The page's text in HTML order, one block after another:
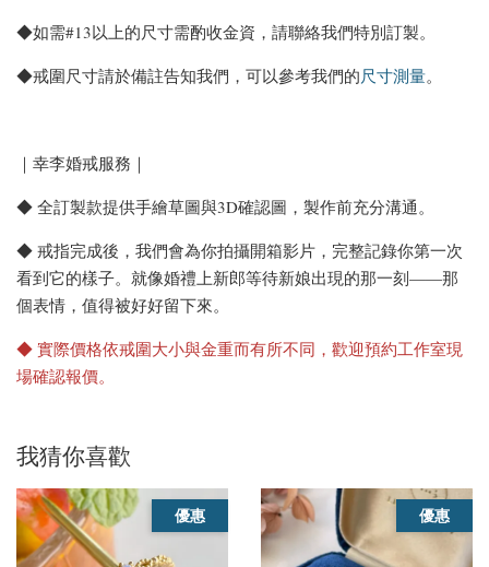
◆如需#13以上的尺寸需酌收金資，請聯絡我們特別訂製。
◆戒圍尺寸請於備註告知我們，可以參考我們的尺寸測量。
｜幸李婚戒服務｜
◆ 全訂製款提供手繪草圖與3D確認圖，製作前充分溝通。
◆ 戒指完成後，我們會為你拍攝開箱影片，完整記錄你第一次
看到它的樣子。就像婚禮上新郎等待新娘出現的那一刻——那
個表情，值得被好好留下來。
◆ 實際價格依戒圍大小與金重而有所不同，歡迎預約工作室現
場確認報價。
我猜你喜歡
優惠 優惠